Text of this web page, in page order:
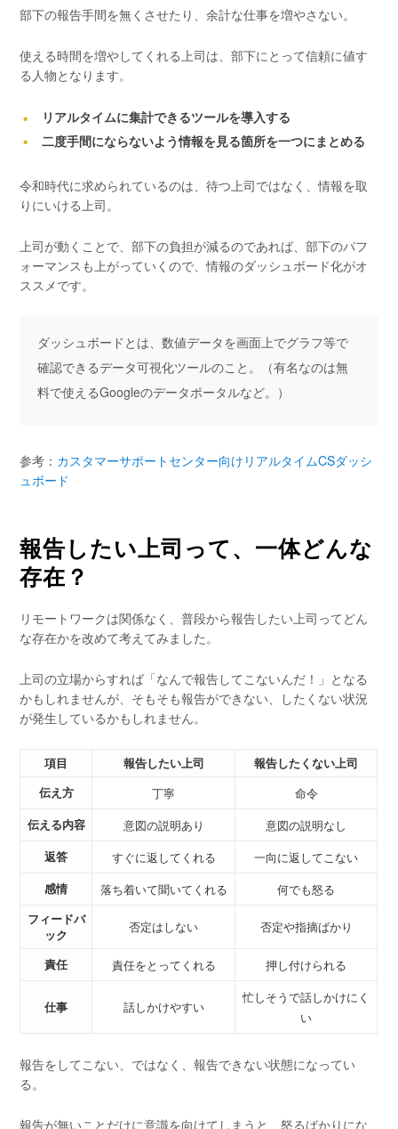
部下の報告手間を無くさせたり、余計な仕事を増やさない。
使える時間を増やしてくれる上司は、部下にとって信頼に値す
る人物となります。
リアルタイムに集計できるツールを導入する
二度手間にならないよう情報を見る箇所を一つにまとめる
令和時代に求められているのは、待つ上司ではなく、情報を取
りにいける上司。
上司が動くことで、部下の負担が減るのであれば、部下のパフ
ォーマンスも上がっていくので、情報のダッシュボード化がオ
ススメです。
ダッシュボードとは、数値データを画面上でグラフ等で
確認できるデータ可視化ツールのこと。（有名なのは無
料で使えるGoogleのデータポータルなど。）
参考： カスタマーサポートセンター向けリアルタイムCSダッシ
ュボード
報告したい上司って、一体どんな
存在？
リモートワークは関係なく、普段から報告したい上司ってどん
な存在かを改めて考えてみました。
上司の立場からすれば「なんで報告してこないんだ！」となる
かもしれませんが、そもそも報告ができない、したくない状況
が発生しているかもしれません。
項目 報告したい上司
報告したくない上司
伝え方
丁寧
命令
伝える内容
意図の説明あり
意図の説明なし
返答
すぐに返してくれる
一向に返してこない
感情
落ち着いて聞いてくれる
何でも怒る
フィードバ
ック
否定はしない 否定や指摘ばかり
責任 責任をとってくれる 押し付けられる
仕事 話しかけやすい
忙しそうで話しかけにく
い
報告をしてこない、ではなく、報告できない状態になってい
る。
報告が無いことだけに意識を向けてしまうと、怒るばかりにな